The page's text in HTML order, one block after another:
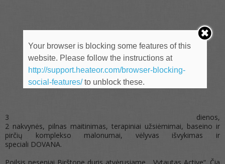
3 dienos,
2 nakvynės, pilnas maitinimas, terapiniai užsiėmimai, baseino ir
pirčių komplekso malonumai, vėlyvas išvykimas ir
speciali DOVANA.
Poilsis neseniai Birštone duris atvėrusiame „Vytautas Active“. Čia
Your browser is blocking some features of this
website. Please follow the instructions at
http://support.heateor.com/browser-blocking-
social-features/to unblock these.